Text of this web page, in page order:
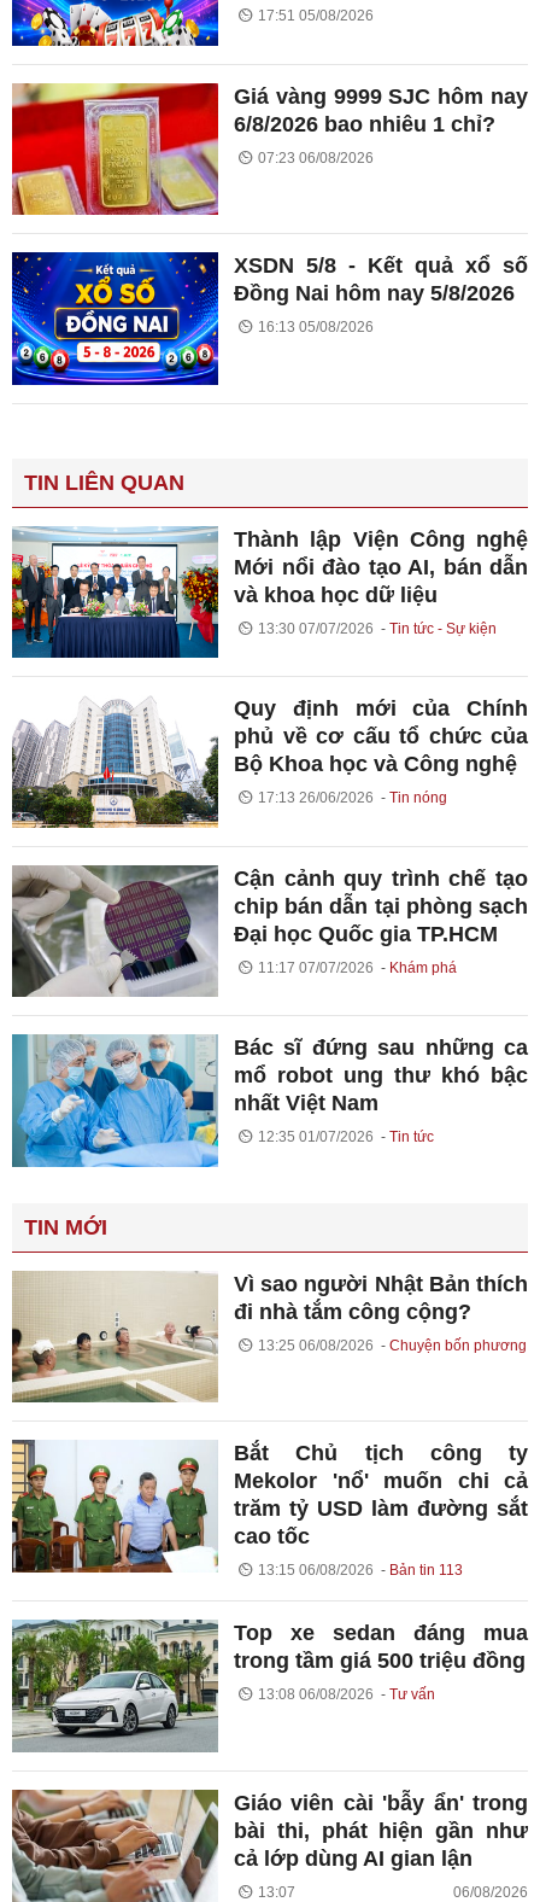
17:51 05/08/2026
Giá vàng 9999 SJC hôm nay
6/8/2026 bao nhiêu 1 chỉ?
07:23 06/08/2026
XSDN 5/8 - Kết quả xổ số
Đồng Nai hôm nay 5/8/2026
16:13 05/08/2026
TIN LIÊN QUAN
Thành lập Viện Công nghệ
Mới nổi đào tạo AI, bán dẫn
và khoa học dữ liệu
13:30 07/07/2026 Tin tức - Sự kiện
Quy định mới của Chính
phủ về cơ cấu tổ chức của
Bộ Khoa học và Công nghệ
17:13 26/06/2026 Tin nóng
Cận cảnh quy trình chế tạo
chip bán dẫn tại phòng sạch
Đại học Quốc gia TP.HCM
11:17 07/07/2026 Khám phá
Bác sĩ đứng sau những ca
mổ robot ung thư khó bậc
nhất Việt Nam
12:35 01/07/2026 Tin tức
TIN MỚI
Vì sao người Nhật Bản thích
đi nhà tắm công cộng?
13:25 06/08/2026 Chuyện bốn phương
Bắt Chủ tịch công ty
Mekolor 'nổ' muốn chi cả
trăm tỷ USD làm đường sắt
cao tốc
13:15 06/08/2026 Bản tin 113
Top xe sedan đáng mua
trong tầm giá 500 triệu đồng
13:08 06/08/2026 Tư vấn
Giáo viên cài 'bẫy ẩn' trong
bài thi, phát hiện gần như
cả lớp dùng AI gian lận
13:07 06/08/2026